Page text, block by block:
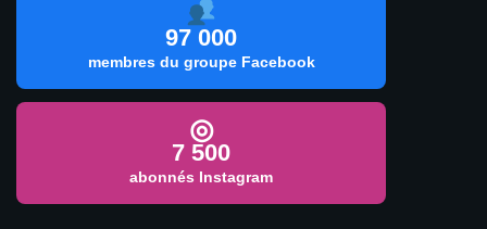
97 000
membres du groupe Facebook
◎
7 500
abonnés Instagram